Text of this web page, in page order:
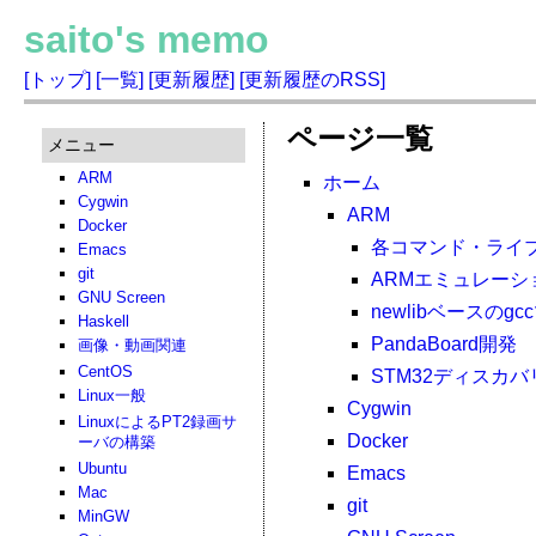
saito's memo
[トップ] [一覧] [更新履歴] [更新履歴のRSS]
メニュー
ARM
Cygwin
Docker
Emacs
git
GNU Screen
Haskell
画像・動画関連
CentOS
Linux一般
LinuxによるPT2録画サ
ーバの構築
Ubuntu
Mac
MinGW
ページ一覧
ホーム
ARM
各コマンド・ライ
ARMエミュレーシ
newlibベースの
PandaBoard開発
STM32ディスカバ
Cygwin
Docker
Emacs
git